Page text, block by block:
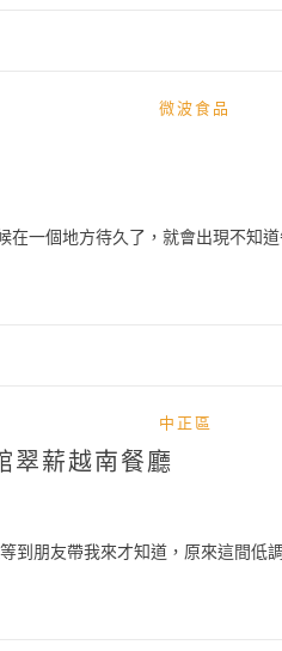
微波食品
一個地方待久了，就會出現不知道
中正區
翠薪越南餐廳
到朋友帶我來才知道，原來這間低